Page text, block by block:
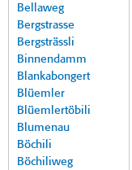
Bellaweg
Bergstrasse
Bergsträssli
Binnendamm
Blankabongert
Blüemler
Blüemlertöbili
Blumenau
Böchili
Böchiliweg